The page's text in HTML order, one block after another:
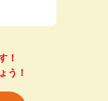
！
う！